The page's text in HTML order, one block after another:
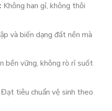
Không han gỉ, không thôi
và biến dạng đất nền mà
bền vững, không rò rỉ suốt
Đạt tiêu chuẩn vệ sinh theo